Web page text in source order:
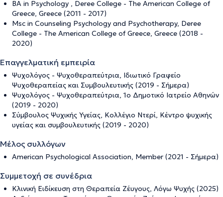
BA in Psychology , Deree College - The American College of
Greece, Greece (2011 - 2017)
Msc in Counseling Psychology and Psychotherapy, Deree
College - The American College of Greece, Greece (2018 -
2020)
Επαγγελματική εμπειρία
Ψυχολόγος - Ψυχοθεραπεύτρια, Ιδιωτικό Γραφείο
Ψυχοθεραπείας και Συμβουλευτικής (2019 - Σήμερα)
Ψυχολόγος - Ψυχοθεραπεύτρια, 1ο Δημοτικό Ιατρείο Αθηνών
(2019 - 2020)
Σύμβουλος Ψυχικής Υγείας, Κολλέγιο Ντερί, Κέντρο ψυχικής
υγείας και συμβουλευτικής (2019 - 2020)
Μέλος συλλόγων
American Psychological Association, Member (2021 - Σήμερα)
Συμμετοχή σε συνέδρια
Κλινική Ειδίκευση στη Θεραπεία Ζέυγους, Λόγω Ψυχής (2025)